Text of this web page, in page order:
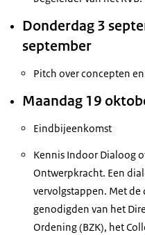
Donderdag 3
september
Pitch over concepten
Maandag 19
Eindbijeenkomst
Kennis Indoor Dialoog
Ontwerpkracht. Een
vervolgstappen. Met de
genodigden van het
Ordening (BZK), het